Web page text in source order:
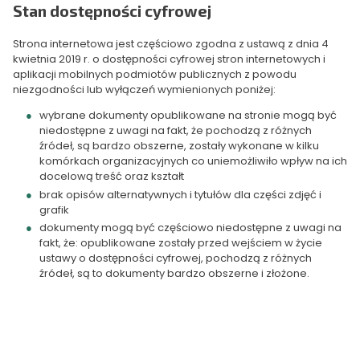
Stan dostępności cyfrowej
Strona internetowa jest częściowo zgodna z ustawą z dnia 4
kwietnia 2019 r. o dostępności cyfrowej stron internetowych i
aplikacji mobilnych podmiotów publicznych z powodu
niezgodności lub wyłączeń wymienionych poniżej:
wybrane dokumenty opublikowane na stronie mogą być
niedostępne z uwagi na fakt, że pochodzą z różnych
źródeł, są bardzo obszerne, zostały wykonane w kilku
komórkach organizacyjnych co uniemożliwiło wpływ na ich
docelową treść oraz kształt
brak opisów alternatywnych i tytułów dla części zdjęć i
grafik
dokumenty mogą być częściowo niedostępne z uwagi na
fakt, że: opublikowane zostały przed wejściem w życie
ustawy o dostępności cyfrowej, pochodzą z różnych
źródeł, są to dokumenty bardzo obszerne i złożone.